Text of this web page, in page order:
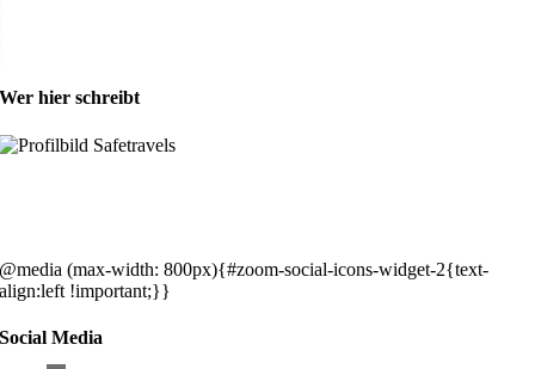
Wer hier schreibt
@media (max-width: 800px){#zoom-social-icons-widget-2{text-
align:left !important;}}
Social Media